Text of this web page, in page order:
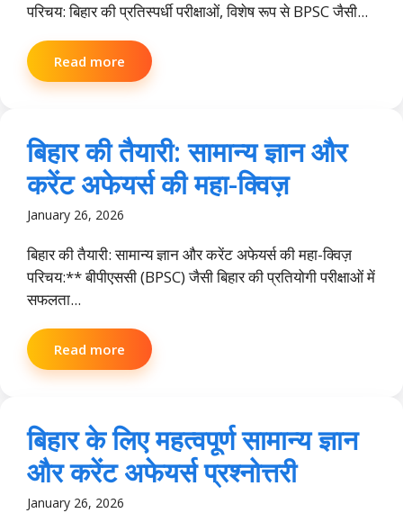
परिचय: बिहार की प्रतिस्पर्धी परीक्षाओं, विशेष रूप से BPSC जैसी...
Read more
बिहार की तैयारी: सामान्य ज्ञान और
करेंट अफेयर्स की महा-क्विज़
January 26, 2026
बिहार की तैयारी: सामान्य ज्ञान और करेंट अफेयर्स की महा-क्विज़
परिचय:** बीपीएससी (BPSC) जैसी बिहार की प्रतियोगी परीक्षाओं में
सफलता...
Read more
बिहार के लिए महत्वपूर्ण सामान्य ज्ञान
और करेंट अफेयर्स प्रश्नोत्तरी
January 26, 2026